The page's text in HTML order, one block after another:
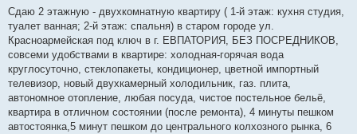
о
б
щ
е
и
е
Сдаю 2 этажную - двухкомнатную квартиру ( 1-й этаж: кухня студия,
туалет ванная; 2-й этаж: спальня) в старом городе ул.
Красноармейская под ключ в г. ЕВПАТОРИЯ, БЕЗ ПОСРЕДНИКОВ,
совсеми удобствами в квартире: холодная-горячая вода
круглосуточно, стеклопакеты, кондиционер, цветной импортный
телевизор, новый двухкамерный холодильник, газ. плита,
автономное отопление, любая посуда, чистое постельное бельё,
квартира в отличном состоянии (после ремонта), 4 минуты пешком
автостоянка,5 минут пешком до центрального колхозного рынка, 6